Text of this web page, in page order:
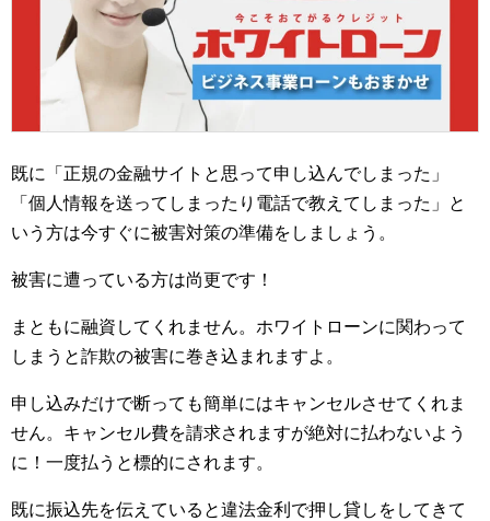
既に「正規の金融サイトと思って申し込んでしまった」
「個人情報を送ってしまったり電話で教えてしまった」と
いう方は今すぐに被害対策の準備をしましょう。
被害に遭っている方は尚更です！
まともに融資してくれません。ホワイトローンに関わって
しまうと詐欺の被害に巻き込まれますよ。
申し込みだけで断っても簡単にはキャンセルさせてくれま
せん。キャンセル費を請求されますが絶対に払わないよう
に！一度払うと標的にされます。
既に振込先を伝えていると違法金利で押し貸しをしてきて